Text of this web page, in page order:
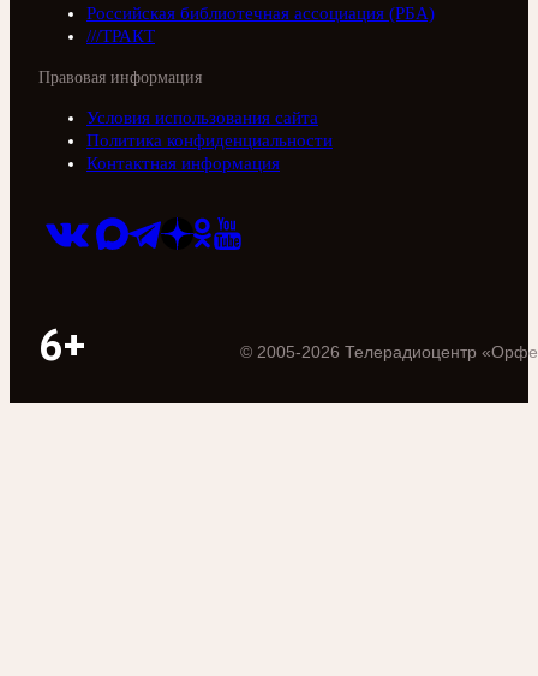
Российская библиотечная ассоциация (РБА)
///ТРАКТ
Правовая информация
Условия использования сайта
Политика конфиденциальности
Контактная информация
6+ © 2005-2026 Телерадиоцентр